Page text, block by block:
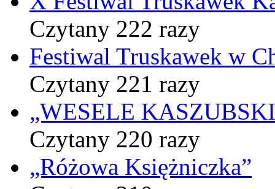
Czytany 222 razy
Festiwal Truskawek w
Czytany 221 razy
„WESELE
Czytany 220 razy
„Różowa Księżniczka”